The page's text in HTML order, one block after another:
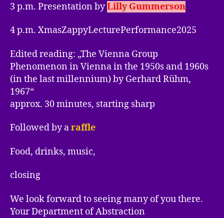
3 p.m. Presentation byLilly Gummerson
4 p.m. XmasZappyLecturePerformance2025
Edited reading: „The Vienna Group
Phenomenon in Vienna in the 1950s and 1960s
(in the last millennium) by Gerhard Rühm,
1967“
approx. 30 minutes, starting sharp
Followed by araffle
Food, drinks, music,
closing
We look forward to seeing many of you there.
Your Department of Abstraction